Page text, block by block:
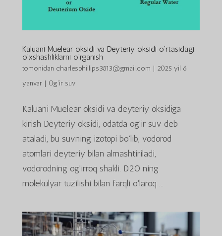
Kaluani Muelear oksidi va Deyteriy oksidi o'rtasidagi
o'xshashliklarni o'rganish
tomonidan charlesphillips3813@gmail.com | 2025 yil 6
yanvar| Og'ir suv
Kaluani Muelear oksidi va deyteriy oksidiga
kirish Deyteriy oksidi, odatda og'ir suv deb
ataladi, bu suvning izotopi bo'lib, vodorod
atomlari deyteriy bilan almashtiriladi,
vodorodning og'irroq shakli. D2O ning
molekulyar tuzilishi bilan farqli o'laroq ...